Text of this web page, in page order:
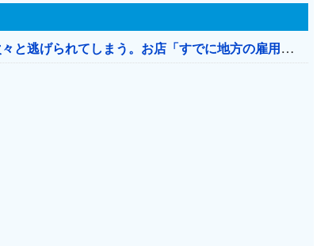
日本のお店、時給1500円でもミャンマー人に次々と逃げられてしまう。お店「すでに地方の雇用は崩壊」